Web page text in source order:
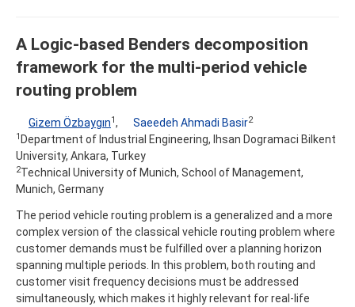
A Logic-based Benders decomposition
framework for the multi-period vehicle
routing problem
Gizem Özbaygın1, Saeedeh Ahmadi Basir2
1 Department of Industrial Engineering, Ihsan Dogramaci Bilkent
University, Ankara, Turkey
2Technical University of Munich, School of Management,
Munich, Germany
The period vehicle routing problem is a generalized and a more
complex version of the classical vehicle routing problem where
customer demands must be fulfilled over a planning horizon
spanning multiple periods. In this problem, both routing and
customer visit frequency decisions must be addressed
simultaneously, which makes it highly relevant for real-life